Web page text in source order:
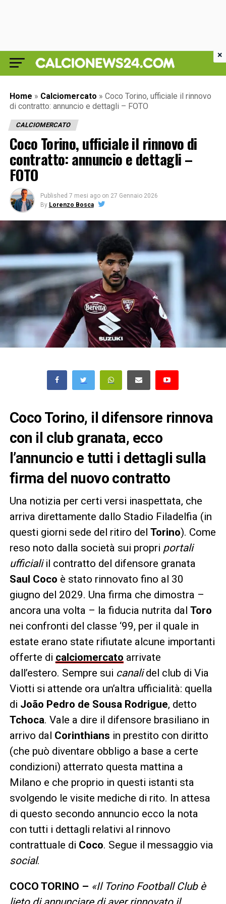
Home » Calciomercato » Coco Torino, ufficiale il rinnovo
di contratto: annuncio e dettagli – FOTO
CALCIOMERCATO
Coco Torino, ufficiale il rinnovo di
contratto: annuncio e dettagli –
FOTO
Published 7 mesi ago on 27 Gennaio 2026
By Lorenzo Bosca
Coco Torino, il difensore rinnova
con il club granata, ecco
l’annuncio e tutti i dettagli sulla
firma del nuovo contratto
Una notizia per certi versi inaspettata, che
arriva direttamente dallo Stadio Filadelfia (in
questi giorni sede del ritiro del Torino). Come
reso noto dalla società sui propri portali
ufficialiil contratto del difensore granata
Saul Coco è stato rinnovato fino al 30
giugno del 2029. Una firma che dimostra –
ancora una volta – la fiducia nutrita dal Toro
nei confronti del classe ‘99, per il quale in
estate erano state rifiutate alcune importanti
offerte di calciomercato arrivate
dall’estero. Sempre sui canalidel club di Via
Viotti si attende ora un’altra ufficialità: quella
di João Pedro de Sousa Rodrigue, detto
Tchoca. Vale a dire il difensore brasiliano in
arrivo dal Corinthians in prestito con diritto
(che può diventare obbligo a base a certe
condizioni) atterrato questa mattina a
Milano e che proprio in questi istanti sta
svolgendo le visite mediche di rito. In attesa
di questo secondo annuncio ecco la nota
con tutti i dettagli relativi al rinnovo
contrattuale di Coco. Segue il messaggio via
social.
COCO TORINO – «Il Torino Football Club è
×